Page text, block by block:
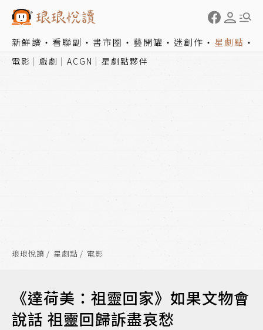
新鮮讀 看聯副 書市圈 藝開罐 迷創作 星劇點
電影 戲劇 ACGN 星劇點夥伴
琅琅悅讀 星劇點 電影
《達荷美：祖靈回家》如果文物會
說話 祖靈回歸訴盡哀愁